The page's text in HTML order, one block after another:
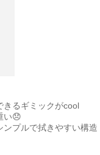
きるギミックがcool
い😞
ンプルで拭きやすい構造